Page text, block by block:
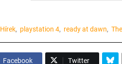
Hírek playstation 4 ready at dawn
Facebook Twitter